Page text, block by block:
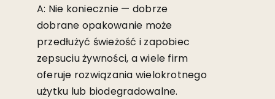
A: Nie koniecznie — dobrze
dobrane opakowanie może
przedłużyć świeżość i zapobiec
zepsuciu żywności, a wiele firm
oferuje rozwiązania wielokrotnego
użytku lub biodegradowalne.